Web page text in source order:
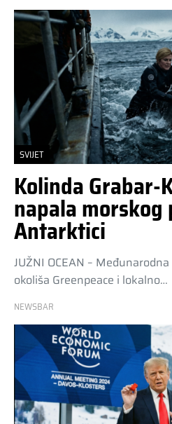
SVIJET
Kolinda Grabar-
napala morskog
Antarktici
JUŽNI OCEAN –
okoliša Greenpeace i lokalno…
NEWSBAR